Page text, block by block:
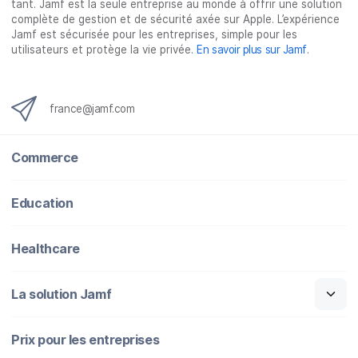
tant. Jamf est la seule entreprise au monde à offrir une solution
complète de gestion et de sécurité axée sur Apple. L’expérience
Jamf est sécurisée pour les entreprises, simple pour les
utilisateurs et protège la vie privée. En savoir plus sur Jamf.
france@jamf.com
Commerce
Education
Healthcare
La solution Jamf
Prix pour les entreprises